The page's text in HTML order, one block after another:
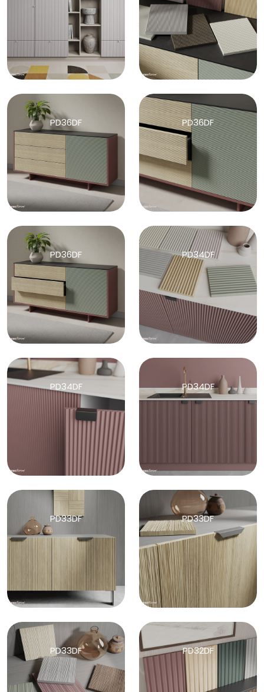
PD36DF PD36DF
PD36DF PD34DF
PD34DF PD34DF
PD33DF PD33DF
PD33DF PD32DF